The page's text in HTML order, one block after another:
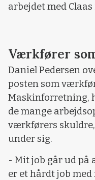
arbejdet med
Værkfører
Daniel Pedersen
posten som
Maskinforretning,
de mange
værkførers
under sig.
- Mit job går ud på
er et hårdt job med